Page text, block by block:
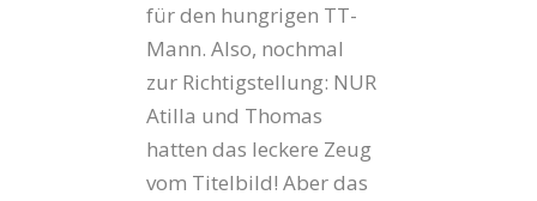
für den hungrigen TT-
Mann. Also, nochmal
zur Richtigstellung: NUR
Atilla und Thomas
hatten das leckere Zeug
vom Titelbild! Aber das